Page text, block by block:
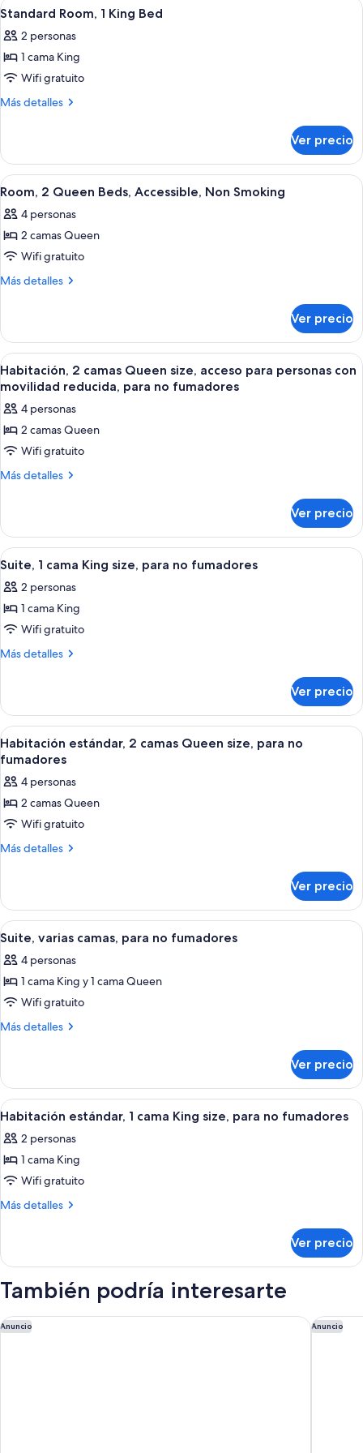
Queen
Abrir
todas
las
fotos
de
Standard
King
Bed
1
Standard Room, 1 King Bed
2 personas
1 cama King
Wifi gratuito
Más detalles
Más
Room,
King
Ver precio
Abrir
todas
las
fotos
de
Room,
Beds,
Accessible,
Non
Smoking
Un baño con ducha, inodoro, lavabo
1
Room, 2 Queen Beds, Accessible, Non Smoking
4 personas
2 camas Queen
Wifi gratuito
Más detalles
Más
2
Queen
Beds,
Accessible,
Smoking
Ver precio
Abrir
todas
las
fotos
de
Habitación,
2
size,
acceso
para
personas
con
movilidad
reducida,
para
Habitación, 2 camas Queen size,
7
Habitación, 2 camas Queen size, acceso para personas con
movilidad reducida, para no fumadores
4 personas
2 camas Queen
Wifi gratuito
Más detalles
Más
2
camas
Queen
acceso
para
con
movilidad
fumadores
Ver precio
Abrir
todas
las
fotos
de
Suite,
King
size,
para
no
fumadores
Suite, 1 cama King size, para no
8
Suite, 1 cama King size, para no fumadores
2 personas
1 cama King
Wifi gratuito
Más detalles
Más
1
cama
King
size,
no
fumadores
Ver precio
Abrir
todas
las
fotos
de
Habitación
estándar,
Queen
size,
para
no
fumadores
Habitación estándar, 2 camas
12
Habitación estándar, 2 camas Queen size, para no
fumadores
4 personas
2 camas Queen
Wifi gratuito
Más detalles
Más
estándar,
camas
size,
para
fumadores
Ver precio
Abrir
todas
las
fotos
de
Suite,
para
no
fumadores
Suite, varias camas, para no
7
Suite, varias camas, para no fumadores
4 personas
1 cama King y 1 cama Queen
Wifi gratuito
Más detalles
Más
varias
camas,
para
fumadores
Ver precio
Abrir
todas
las
fotos
de
Habitación
cama
size,
para
no
Habitación estándar, 1 cama King
10
Habitación estándar, 1 cama King size, para no fumadores
2 personas
1 cama King
Wifi gratuito
Más detalles
Más
estándar,
cama
size,
para
Ver precio
También podría interesarte
Anuncio
Homewood Suites by Hilton Santa Maria Anuncio
Motel 6